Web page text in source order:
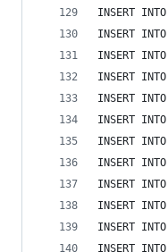
INSERT
INSERT
INSERT
INSERT
INSERT
INSERT
INSERT
INSERT
INSERT
INSERT
INSERT
INSERT